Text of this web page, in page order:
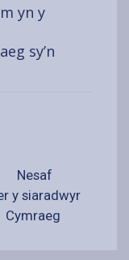
yn y
sy’n
Nesaf
y siaradwyr
Cymraeg